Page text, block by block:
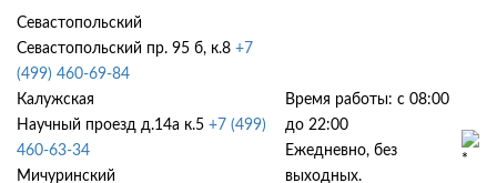
Севастопольский
Севастопольский пр. 95 б, к.8 +7
(499) 460-69-84
Калужская
Научный проезд д.14а к.5 +7 (499)
460-63-34
Мичуринский
Время работы: с 08:00
до 22:00
Ежедневно, без
выходных.